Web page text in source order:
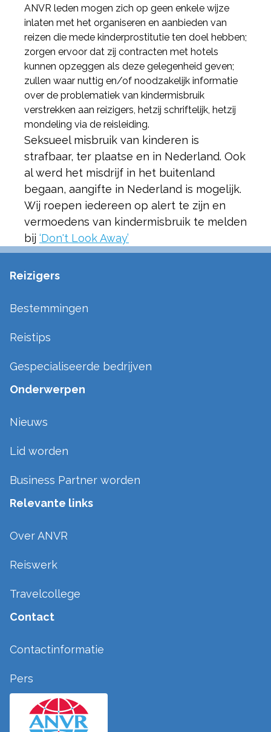
ANVR leden mogen zich op geen enkele wijze
inlaten met het organiseren en aanbieden van
reizen die mede kinderprostitutie ten doel hebben;
zorgen ervoor dat zij contracten met hotels
kunnen opzeggen als deze gelegenheid geven;
zullen waar nuttig en/of noodzakelijk informatie
over de problematiek van kindermisbruik
verstrekken aan reizigers, hetzij schriftelijk, hetzij
mondeling via de reisleiding.
Seksueel misbruik van kinderen is
strafbaar, ter plaatse en in Nederland. Ook
al werd het misdrijf in het buitenland
begaan, aangifte in Nederland is mogelijk.
Wij roepen iedereen op alert te zijn en
vermoedens van kindermisbruik te melden
bij ‘Don't Look Away’
Reizigers
Bestemmingen
Reistips
Gespecialiseerde bedrijven
Onderwerpen
Nieuws
Lid worden
Business Partner worden
Relevante links
Over ANVR
Reiswerk
Travelcollege
Contact
Contactinformatie
Pers